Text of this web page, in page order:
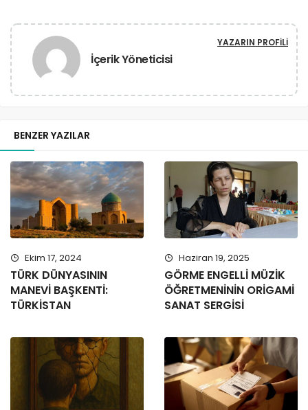
İçerik Yöneticisi
YAZARIN PROFILI
BENZER YAZILAR
Ekim 17, 2024
TÜRK DÜNYASININ
MANEVİ BAŞKENTİ:
TÜRKİSTAN
Haziran 19, 2025
GÖRME ENGELLİ MÜZİK
ÖĞRETMENİNİN ORİGAMİ
SANAT SERGİSİ